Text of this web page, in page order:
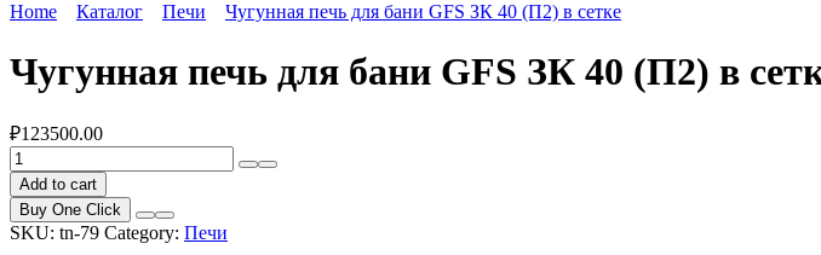
Home Каталог Печи Чугунная печь для бани GFS ЗК 40 (П2) в сетке
Чугунная печь для бани GFS ЗК 40 (П2) в
₽123500.00
Чугунная
печь
для
бани
GFS
Add to cart
Buy One Click
SKU: tn-79 Category: Печи